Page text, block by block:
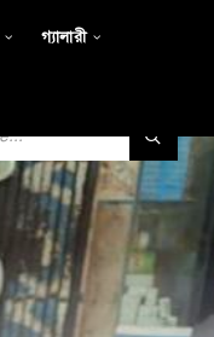
গ্যালারী